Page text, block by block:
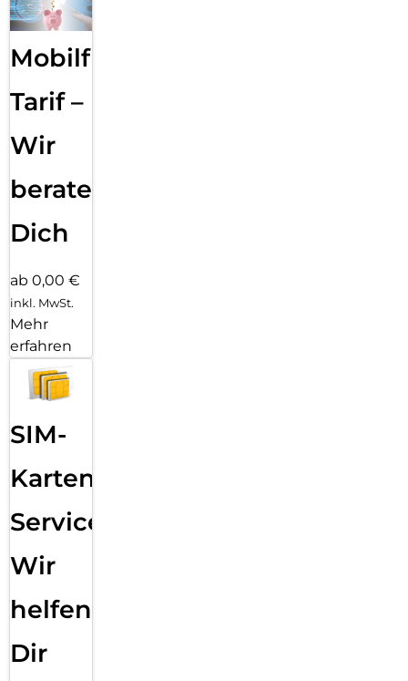
liche Versio­nen um­schreiben, bis der Ton perfekt passt.
einfach das, was dich in deinen Fotos stört. Apple
einem Finger­tipp löschen kannst. Für eine perfekte Auf­
nahme, ohne das eigent­liche Motiv zu ver­än­dern.
Mobilfunk
Tarif –
Wir
beraten
Dich
ab 0,00 €
inkl. MwSt.
Mehr
erfahren
SIM-
Karten
Service:
Wir
helfen
Dir